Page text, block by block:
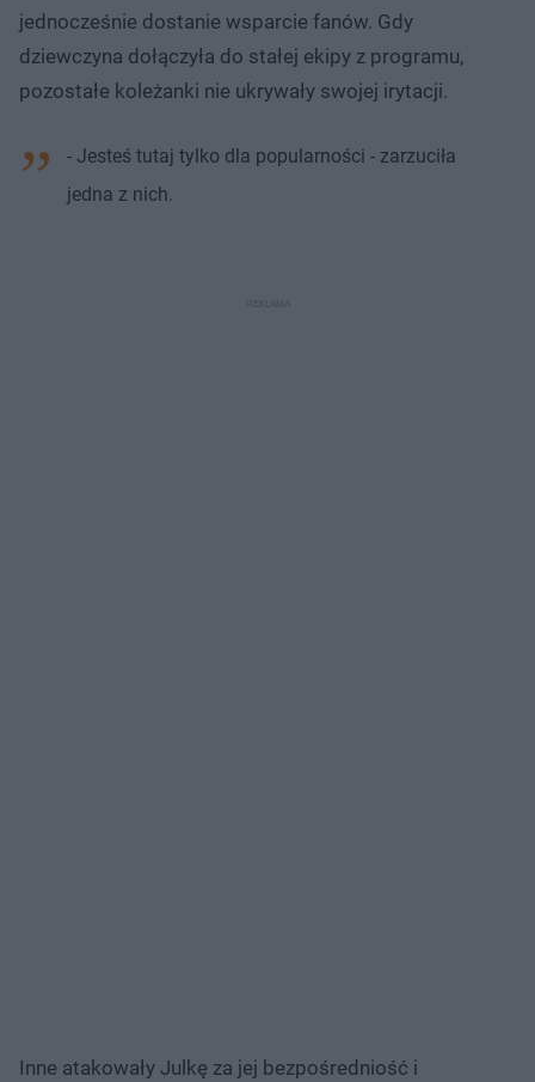
jednocześnie dostanie wsparcie fanów. Gdy
dziewczyna dołączyła do stałej ekipy z programu,
pozostałe koleżanki nie ukrywały swojej irytacji.
- Jesteś tutaj tylko dla popularności - zarzuciła
jedna z nich.
Inne atakowały Julkę za jej bezpośredniość i